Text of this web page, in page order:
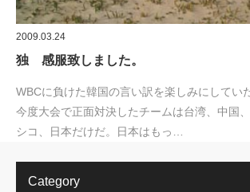
2009.03.24
独 感服致しました。
WBCに負けた韓国の言い訳を楽しみにしてい
今度大会で正面対決したチームは台湾、中国
シコ、日本だけだ。日本はもっ…
Category